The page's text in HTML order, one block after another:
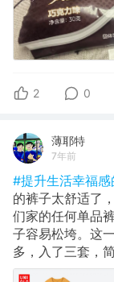
2 0
薄耶特
7年前
#提升生活幸福感
的裤子太舒适了
们家的任何单品
子容易松垮。这
多，入了三套，